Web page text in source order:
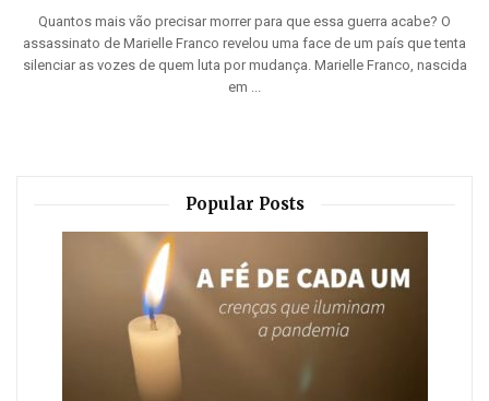
Quantos mais vão precisar morrer para que essa guerra acabe? O
assassinato de Marielle Franco revelou uma face de um país que tenta
silenciar as vozes de quem luta por mudança. Marielle Franco, nascida
em ...
Popular Posts